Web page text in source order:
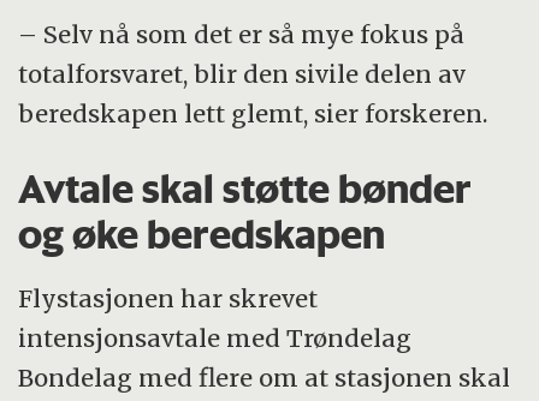
– Selv nå som det er så mye fokus på
totalforsvaret, blir den sivile delen av
beredskapen lett glemt, sier forskeren.
Avtale skal støtte bønder
og øke beredskapen
Flystasjonen har skrevet
intensjonsavtale med Trøndelag
Bondelag med flere om at stasjonen skal